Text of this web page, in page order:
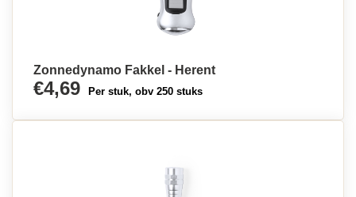
Zonnedynamo Fakkel - Herent
€4,69 Per stuk, obv 250 stuks